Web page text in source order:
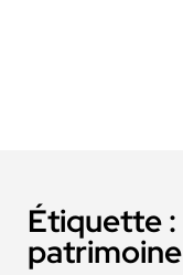
Étiquette :
patrimoine